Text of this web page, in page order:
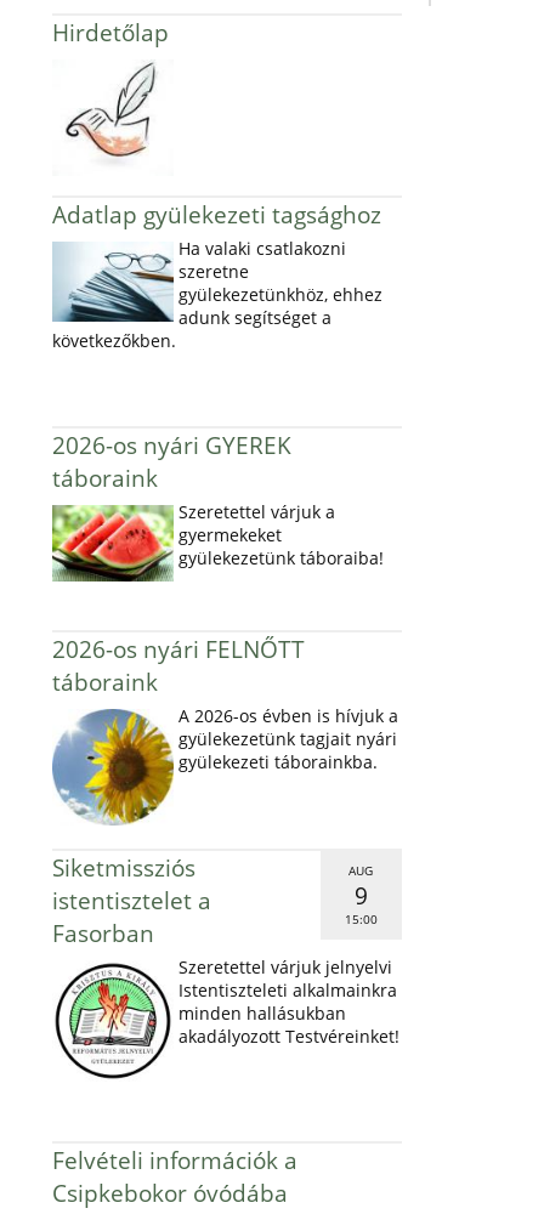
Hirdetőlap
Adatlap gyülekezeti tagsághoz
Ha valaki csatlakozni
szeretne
gyülekezetünkhöz, ehhez
adunk segítséget a
következőkben.
2026-os nyári GYEREK
táboraink
Szeretettel várjuk a
gyermekeket
gyülekezetünk táboraiba!
2026-os nyári FELNŐTT
táboraink
A 2026-os évben is hívjuk a
gyülekezetünk tagjait nyári
gyülekezeti táborainkba.
AUG
9
15:00
Siketmissziós
istentisztelet a
Fasorban
Szeretettel várjuk jelnyelvi
Istentiszteleti alkalmainkra
minden hallásukban
akadályozott Testvéreinket!
Felvételi információk a
Csipkebokor óvódába